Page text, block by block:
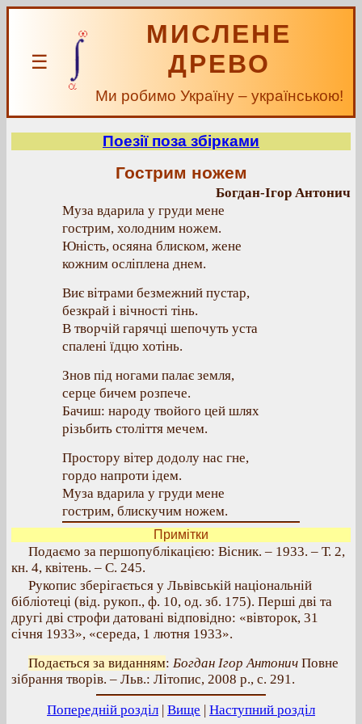
☰
МИСЛЕНЕ
ДРЕВО
Ми робимо Україну – українською!
Поезії поза збірками
Гострим ножем
Богдан-Ігор Антонич
Муза вдарила у груди мене
гострим, холодним ножем.
Юність, осяяна блиском, жене
кожним осліплена днем.
Виє вітрами безмежний пустар,
безкрай і вічності тінь.
В творчій гарячці шепочуть уста
спалені їдцю хотінь.
Знов під ногами палає земля,
серце бичем розпече.
Бачиш: народу твойого цей шлях
різьбить століття мечем.
Простору вітер додолу нас гне,
гордо напроти ідем.
Муза вдарила у груди мене
гострим, блискучим ножем.
Примітки
Подаємо за першопублікацією: Вісник. – 1933. – Т. 2,
кн. 4, квітень. – С. 245.
Рукопис зберігається у Львівській національній
бібліотеці (від. рукоп., ф. 10, од. зб. 175). Перші дві та
другі дві строфи датовані відповідно: «вівторок, 31
січня 1933», «середа, 1 лютня 1933».
Подається за виданням: Богдан Ігор Антонич Повне
зібрання творів. – Льв.: Літопис, 2008 р., с. 291.
Попередній розділ | Вище | Наступний розділ